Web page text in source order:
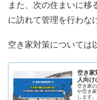
また、次の住まいに移
に訪れて管理を行わな
空き家対策については
空き家
人向け
空き家
や空き
します